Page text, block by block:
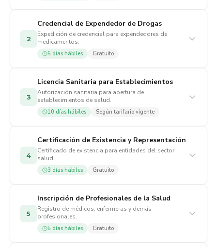
2
Credencial de Expendedor de Drogas
Expedición de credencial para expendedores de
medicamentos.
5 días hábiles Gratuito
3
Licencia Sanitaria para Establecimientos
Autorización sanitaria para apertura de
establecimientos de salud.
10 días hábiles Según tarifario vigente
4
Certificación de Existencia y Representación
Certificado de existencia para entidades del sector
salud.
3 días hábiles Gratuito
5
Inscripción de Profesionales de la Salud
Registro de médicos, enfermeras y demás
profesionales.
5 días hábiles Gratuito